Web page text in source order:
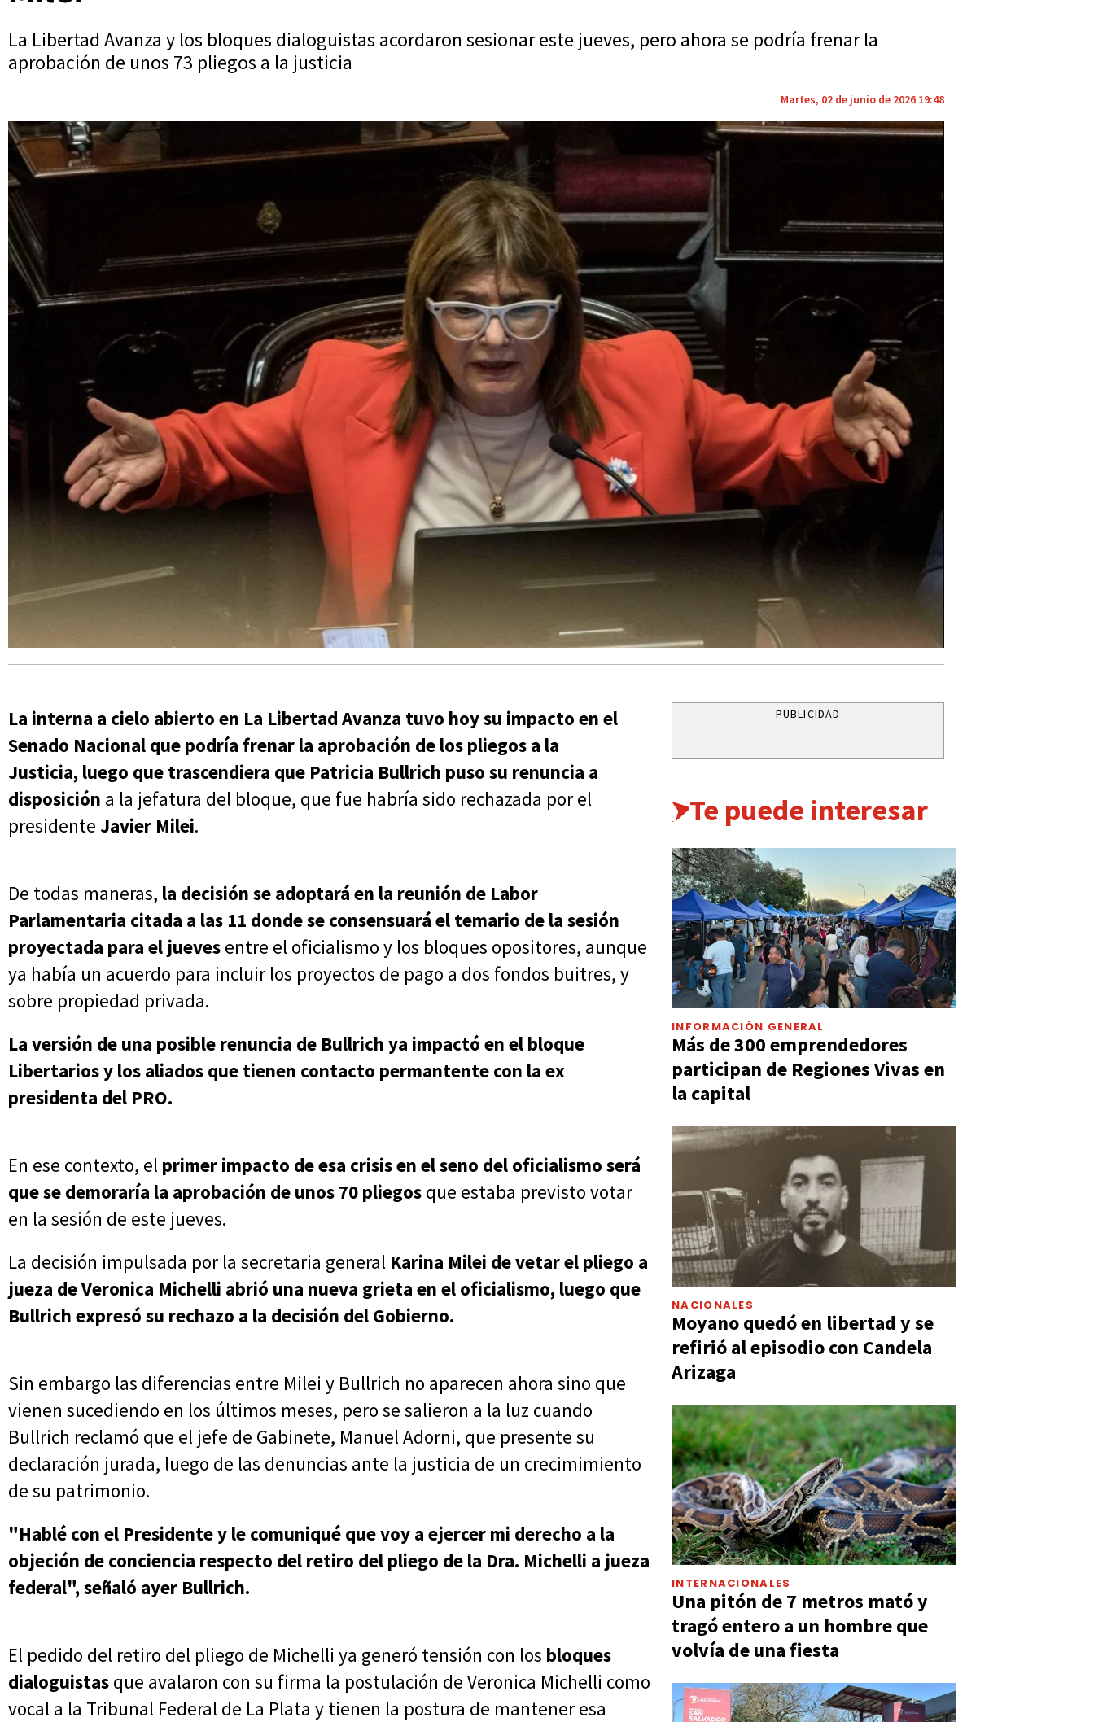
La Libertad Avanza y los bloques dialoguistas acordaron sesionar este jueves, pero ahora se podría frenar la
aprobación de unos 73 pliegos a la justicia
Martes, 02 de junio de 2026 19:48
La interna a cielo abierto en La Libertad Avanza tuvo hoy su impacto en el
Senado Nacional que podría frenar la aprobación de los pliegos a la
Justicia, luego que trascendiera que Patricia Bullrich puso su renuncia a
disposición a la jefatura del bloque, que fue habría sido rechazada por el
presidente Javier Milei.
De todas maneras, la decisión se adoptará en la reunión de Labor
Parlamentaria citada a las 11 donde se consensuará el temario de la sesión
proyectada para el jueves entre el oficialismo y los bloques opositores, aunque
ya había un acuerdo para incluir los proyectos de pago a dos fondos buitres, y
sobre propiedad privada.
La versión de una posible renuncia de Bullrich ya impactó en el bloque
Libertarios y los aliados que tienen contacto permantente con la ex
presidenta del PRO.
En ese contexto, el primer impacto de esa crisis en el seno del oficialismo será
que se demoraría la aprobación de unos 70 pliegos que estaba previsto votar
en la sesión de este jueves.
La decisión impulsada por la secretaria general Karina Milei de vetar el pliego a
jueza de Veronica Michelli abrió una nueva grieta en el oficialismo, luego que
Bullrich expresó su rechazo a la decisión del Gobierno.
Sin embargo las diferencias entre Milei y Bullrich no aparecen ahora sino que
vienen sucediendo en los últimos meses, pero se salieron a la luz cuando
Bullrich reclamó que el jefe de Gabinete, Manuel Adorni, que presente su
declaración jurada, luego de las denuncias ante la justicia de un crecimimiento
de su patrimonio.
"Hablé con el Presidente y le comuniqué que voy a ejercer mi derecho a la
objeción de conciencia respecto del retiro del pliego de la Dra. Michelli a jueza
federal", señaló ayer Bullrich.
El pedido del retiro del pliego de Michelli ya generó tensión con los bloques
dialoguistas que avalaron con su firma la postulación de Veronica Michelli como
vocal a la Tribunal Federal de La Plata y tienen la postura de mantener esa
PUBLICIDAD
Te puede interesar
INFORMACIÓN GENERAL
Más de 300 emprendedores
participan de Regiones Vivas en
la capital
NACIONALES
Moyano quedó en libertad y se
refirió al episodio con Candela
Arizaga
INTERNACIONALES
Una pitón de 7 metros mató y
tragó entero a un hombre que
volvía de una fiesta